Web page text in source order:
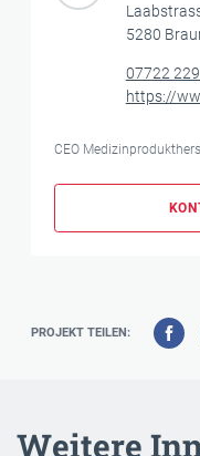
5280
07722
https://
CEO
PROJEKT TEILEN:
Weitere